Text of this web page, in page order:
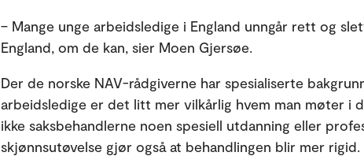
– Mange unge arbeidsledige i England unngår rett og
England, om de kan, sier Moen Gjersøe.
Der de norske NAV-rådgiverne har spesialiserte
arbeidsledige er det litt mer vilkårlig hvem man møter i
ikke saksbehandlerne noen spesiell utdanning eller
skjønnsutøvelse gjør også at behandlingen blir mer rigid.